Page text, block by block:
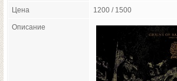
Цена 1200 / 1500
Описание